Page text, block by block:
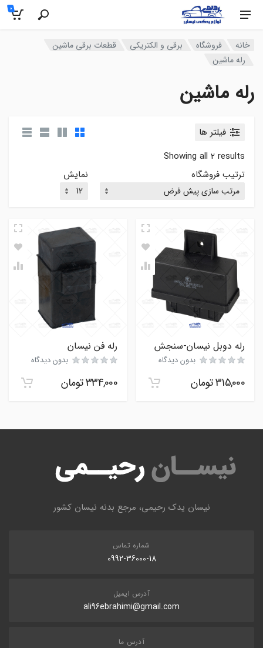
0
خانه فروشگاه برقی و الکتریکی
قطعات برقی ماشین
رله ماشین
رله ماشین
فیلتر ها
Showing all 2 results
ترتیب فروشگاه
نمایش
رله دوبل نیسان-سنجش
بدون دیدگاه
315,000تومان
رله فن نیسان
بدون دیدگاه
334,000تومان
نیسان یدک رحیمی، مرجع بدنه نیسان کشور
شماره تماس
0992-36000-18
آدرس ایمیل
ali96ebrahimi@gmail.com
آدرس ما